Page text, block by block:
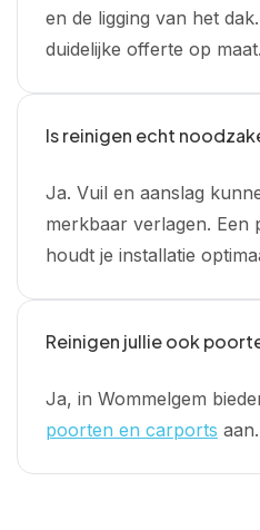
en de ligging van het
duidelijke offerte op maat.
Is reinigen echt
Ja. Vuil en aanslag
merkbaar verlagen. Een
houdt je installatie
Reinigen jullie ook
Ja, in Wommelgem
poorten en carports aan.